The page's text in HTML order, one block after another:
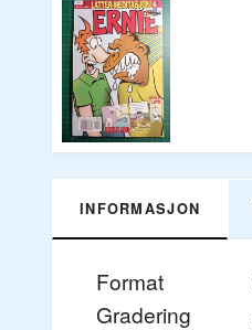
INFORMASJON
Format
Gradering